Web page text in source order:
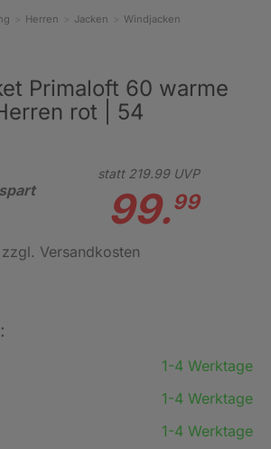
Herren Jacken Windjacken
Primaloft 60 warme
rot | 54
statt 219.99UVP
99.99
Versandkosten
1-4 Werktage
1-4 Werktage
1-4 Werktage